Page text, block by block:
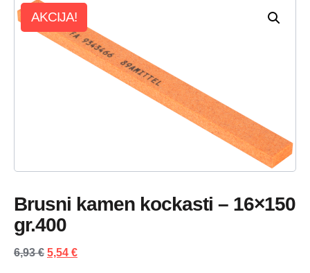
AKCIJA!
Brusni kamen kockasti – 16×150
gr.400
6,93€ 5,54 €